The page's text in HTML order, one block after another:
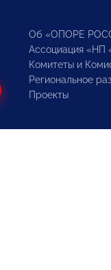
Об «ОПОРЕ
Ассоциация
Комитеты и
Региональное
Проекты